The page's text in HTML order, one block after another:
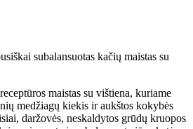
subalansuotas kačių maistas su
maistas su vištiena, kuriame
medžiagų kiekis ir aukštos kokybės
daržovės, neskaldytos grūdų kruopos